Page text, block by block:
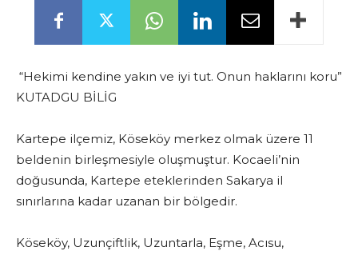
“Hekimi kendine yakın ve iyi tut. Onun haklarını koru”
KUTADGU BİLİG
Kartepe ilçemiz, Köseköy merkez olmak üzere 11
beldenin birleşmesiyle oluşmuştur. Kocaeli’nin
doğusunda, Kartepe eteklerinden Sakarya il
sınırlarına kadar uzanan bir bölgedir.
Köseköy, Uzunçiftlik, Uzuntarla, Eşme, Acısu,